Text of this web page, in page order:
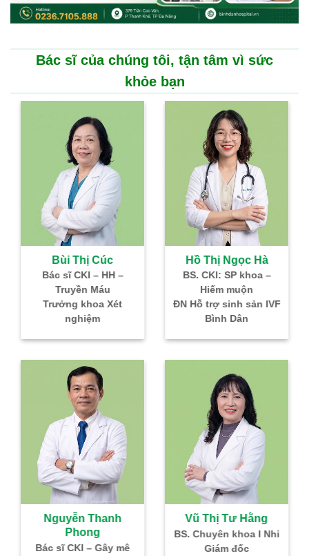
Bác sĩ của chúng tôi, tận tâm vì sức
khỏe bạn
Bùi Thị Cúc
Bác sĩ CKI – HH –
Truyền Máu
Trưởng khoa Xét
nghiệm
Hồ Thị Ngọc Hà
BS. CKI: SP khoa –
Hiếm muộn
ĐN Hỗ trợ sinh sản IVF
Bình Dân
Nguyễn Thanh
Phong
Bác sĩ CKI – Gây mê
Vũ Thị Tư Hằng
BS. Chuyên khoa I Nhi
Giám đốc